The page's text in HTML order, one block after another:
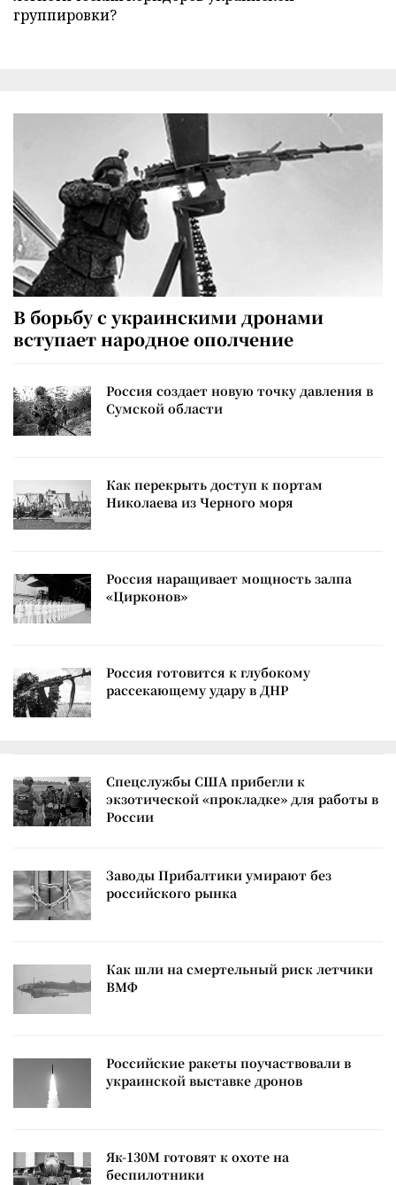
группировки?
В борьбу с украинскими дронами
вступает народное ополчение
Россия создает новую точку давления в
Сумской области
Как перекрыть доступ к портам
Николаева из Черного моря
Россия наращивает мощность залпа
«Цирконов»
Россия готовится к глубокому
рассекающему удару в ДНР
Спецслужбы США прибегли к
экзотической «прокладке» для работы в
России
Заводы Прибалтики умирают без
российского рынка
Как шли на смертельный риск летчики
ВМФ
Российские ракеты поучаствовали в
украинской выставке дронов
Як-130М готовят к охоте на
беспилотники